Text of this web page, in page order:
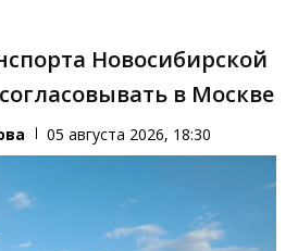
Новосибирской
в Москве
05 августа 2026, 18:30